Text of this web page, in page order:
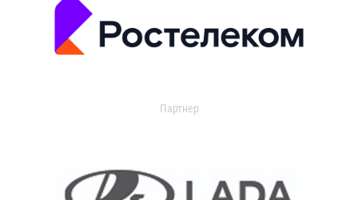
Партнер